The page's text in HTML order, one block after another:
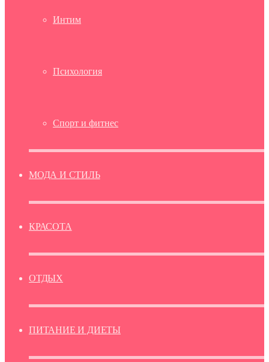
Интим
Психология
Спорт и фитнес
МОДА И СТИЛЬ
КРАСОТА
ОТДЫХ
ПИТАНИЕ И ДИЕТЫ